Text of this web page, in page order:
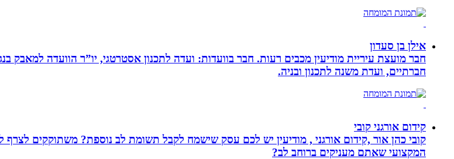
אילן בן סעדון
חבר מועצת עיריית מודיעין מכבים רעות. חבר בוועדות: ועדה לתכנון אסטרטגי, יו”ר הוועדה למאבק
חברתיים, ועדת משנה לתכנון ובניה.
קידום אורגני קובי
קובי כהן אור ,קידום אורגני , מודיעין יש לכם עסק שישמח לקבל תשומת לב נוספת? משתוקקים לצרף
המקצועי שאתם מעניקים ברוחב לב?